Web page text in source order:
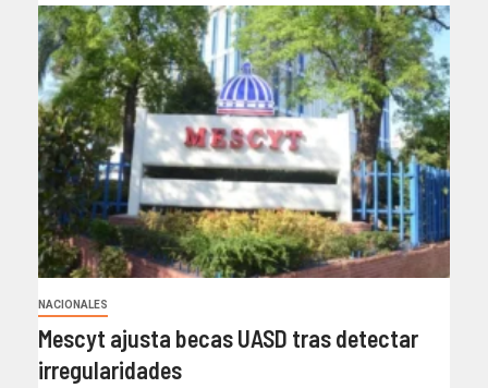
NACIONALES
Mescyt ajusta becas UASD tras detectar
irregularidades